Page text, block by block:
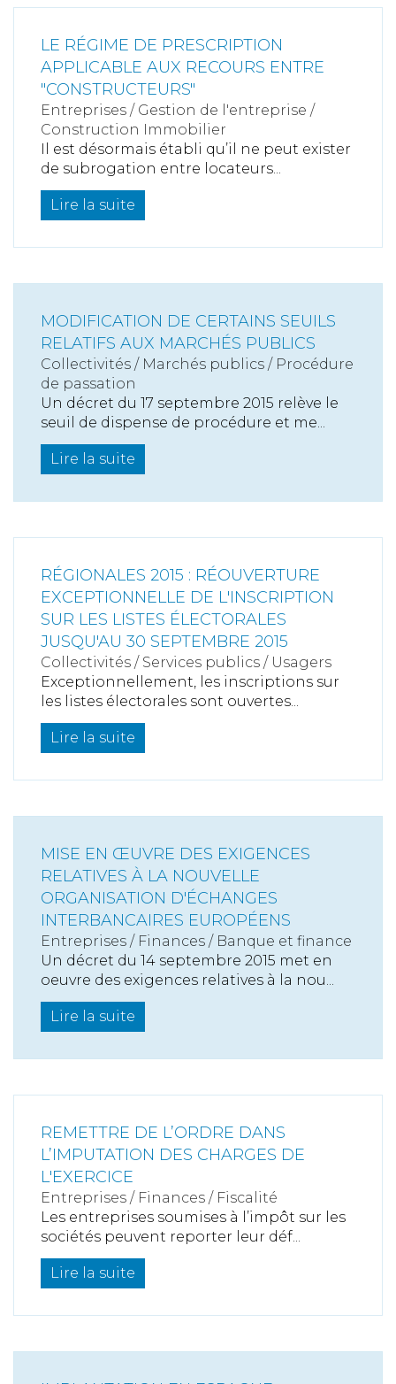
LE RÉGIME DE PRESCRIPTION
APPLICABLE AUX RECOURS ENTRE
"CONSTRUCTEURS"
Entreprises / Gestion de l'entreprise /
Construction Immobilier
Il est désormais établi qu’il ne peut exister
de subrogation entre locateurs...
Lire la suite
MODIFICATION DE CERTAINS SEUILS
RELATIFS AUX MARCHÉS PUBLICS
Collectivités / Marchés publics / Procédure
de passation
Un décret du 17 septembre 2015 relève le
seuil de dispense de procédure et me...
Lire la suite
RÉGIONALES 2015 : RÉOUVERTURE
EXCEPTIONNELLE DE L'INSCRIPTION
SUR LES LISTES ÉLECTORALES
JUSQU'AU 30 SEPTEMBRE 2015
Collectivités / Services publics / Usagers
Exceptionnellement, les inscriptions sur
les listes électorales sont ouvertes...
Lire la suite
MISE EN ŒUVRE DES EXIGENCES
RELATIVES À LA NOUVELLE
ORGANISATION D'ÉCHANGES
INTERBANCAIRES EUROPÉENS
Entreprises / Finances / Banque et finance
Un décret du 14 septembre 2015 met en
oeuvre des exigences relatives à la nou...
Lire la suite
REMETTRE DE L’ORDRE DANS
L’IMPUTATION DES CHARGES DE
L'EXERCICE
Entreprises / Finances / Fiscalité
Les entreprises soumises à l’impôt sur les
sociétés peuvent reporter leur déf...
Lire la suite